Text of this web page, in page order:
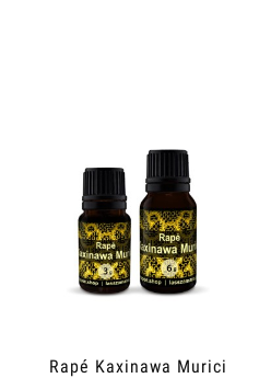
Rapé Kaxinawa Murici